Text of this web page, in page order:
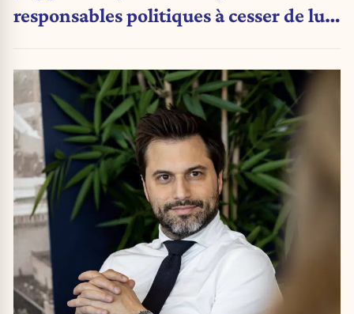
responsables politiques à cesser de lui